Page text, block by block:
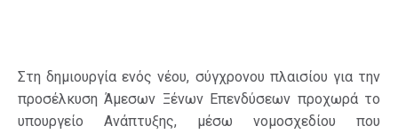
Στη δημιουργία ενός νέου, σύγχρονου πλαισίου για την
προσέλκυση Άμεσων Ξένων Επενδύσεων προχωρά το
υπουργείο Ανάπτυξης, μέσω νομοσχεδίου που